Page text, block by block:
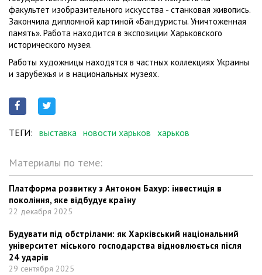
факультет изобразительного искусства - станковая живопись.
Закончила дипломной картиной «Бандуристы. Уничтоженная
память». Работа находится в экспозиции Харьковского
исторического музея.
Работы художницы находятся в частных коллекциях Украины
и зарубежья и в национальных музеях.
ТЕГИ: выставка новости харьков харьков
Материалы по теме:
Платформа розвитку з Антоном Бахур: інвестиція в
покоління, яке відбудує країну
22 декабря 2025
Будувати під обстрілами: як Харківський національний
університет міського господарства відновлюється після
24 ударів
29 сентября 2025